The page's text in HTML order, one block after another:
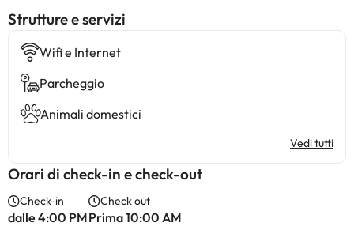
​Strutture e servizi
Wifi e Internet
Parcheggio
Animali domestici
Vedi tutti
Orari di check-in e check-out
Check-in
dalle 4:00 PM
Check out
Prima 10:00 AM